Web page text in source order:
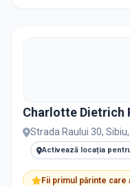
Charlotte Dietrich
Strada Raului 30,
Activează locația
Fii primul părinte care